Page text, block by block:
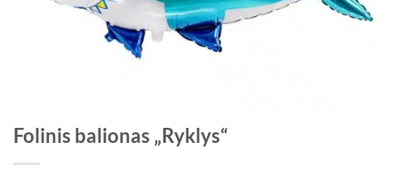
Folinis balionas „Ryklys“